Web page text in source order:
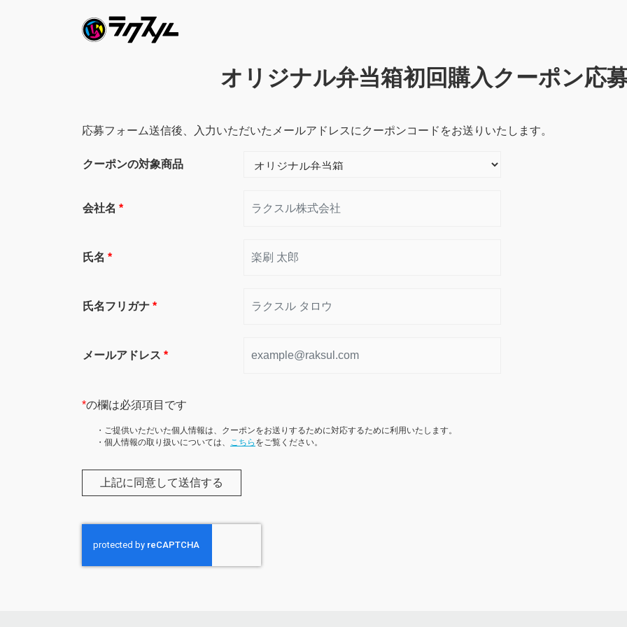
オリジナル弁当箱初回購入クーポン応
応募フォーム送信後、入力いただいたメールアドレスにクーポンコードをお送りいたします。
クーポンの対象商品
会社名 *
氏名 *
氏名フリガナ *
メールアドレス *
*の欄は必須項目です
・ご提供いただいた個人情報は、クーポンをお送りするために対応するために利用いたします。
・個人情報の取り扱いについては、
こちら をご覧ください。